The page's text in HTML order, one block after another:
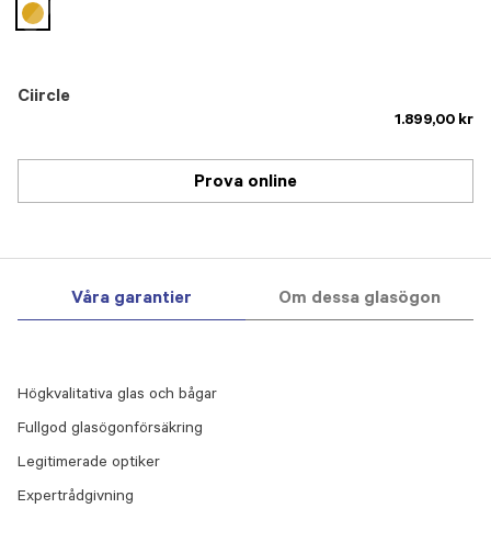
Ciircle
1.899,00 kr
selected
Prova online
Våra garantier Om dessa glasögon
Högkvalitativa glas och bågar
Fullgod glasögonförsäkring
Legitimerade optiker
Expertrådgivning